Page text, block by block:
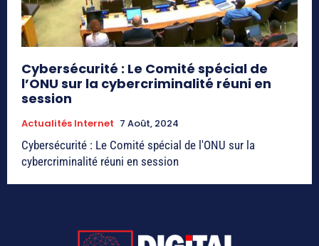
Cybersécurité : Le Comité spécial de
l’ONU sur la cybercriminalité réuni en
session
Actualités Internet 7 Août, 2024
Cybersécurité : Le Comité spécial de l'ONU sur la
cybercriminalité réuni en session